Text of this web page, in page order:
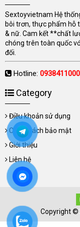
Sextoyvietnam Hệ
bôi trơn, thực phẩm hỗ
& nữ. Cam kết **chất
chóng trên toàn quốc
đối.
Hotline: 0938411000
Category
Điều khoản sử dụng
Chính sách bảo mật
Giới thiệu
Liên hệ
Copyright ©